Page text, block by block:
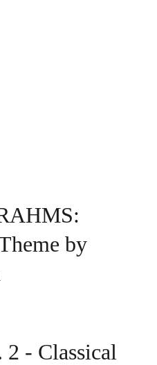
by
- Classical